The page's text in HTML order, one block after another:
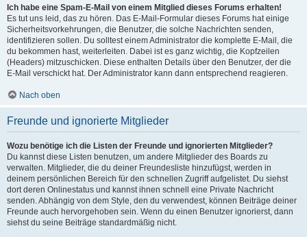
Ich habe eine Spam-E-Mail von einem Mitglied dieses Forums erhalten!
Es tut uns leid, das zu hören. Das E-Mail-Formular dieses Forums hat einige
Sicherheitsvorkehrungen, die Benutzer, die solche Nachrichten senden,
identifizieren sollen. Du solltest einem Administrator die komplette E-Mail, die
du bekommen hast, weiterleiten. Dabei ist es ganz wichtig, die Kopfzeilen
(Headers) mitzuschicken. Diese enthalten Details über den Benutzer, der die
E-Mail verschickt hat. Der Administrator kann dann entsprechend reagieren.
Nach oben
Freunde und ignorierte Mitglieder
Wozu benötige ich die Listen der Freunde und ignorierten Mitglieder?
Du kannst diese Listen benutzen, um andere Mitglieder des Boards zu
verwalten. Mitglieder, die du deiner Freundesliste hinzufügst, werden in
deinem persönlichen Bereich für den schnellen Zugriff aufgelistet. Du siehst
dort deren Onlinestatus und kannst ihnen schnell eine Private Nachricht
senden. Abhängig von dem Style, den du verwendest, können Beiträge deiner
Freunde auch hervorgehoben sein. Wenn du einen Benutzer ignorierst, dann
siehst du seine Beiträge standardmäßig nicht.